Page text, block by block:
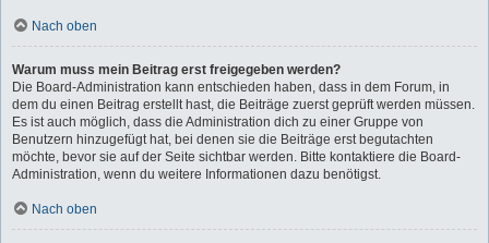
Nach oben
Warum muss mein Beitrag erst freigegeben werden?
Die Board-Administration kann entschieden haben, dass in dem Forum, in
dem du einen Beitrag erstellt hast, die Beiträge zuerst geprüft werden müssen.
Es ist auch möglich, dass die Administration dich zu einer Gruppe von
Benutzern hinzugefügt hat, bei denen sie die Beiträge erst begutachten
möchte, bevor sie auf der Seite sichtbar werden. Bitte kontaktiere die Board-
Administration, wenn du weitere Informationen dazu benötigst.
Nach oben